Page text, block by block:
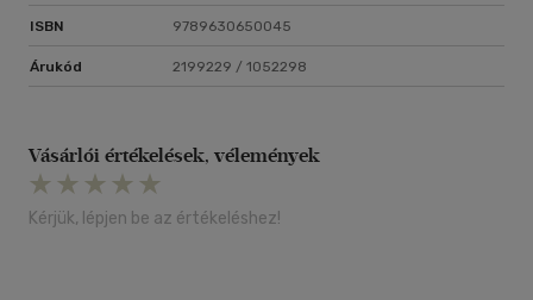
ISBN 9789630650045
Árukód 2199229 / 1052298
Vásárlói értékelések, vélemények
Kérjük, lépjen be az értékeléshez!